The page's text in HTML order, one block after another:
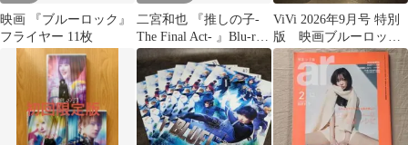
映画 『ブルーロック』
フライヤー 11枚
二宮和也 『推しの子-
The Final Act- 』Blu-ray
特典付き
ViVi 2026年9月号 特別
版 映画ブルーロッ
ク 切り抜き